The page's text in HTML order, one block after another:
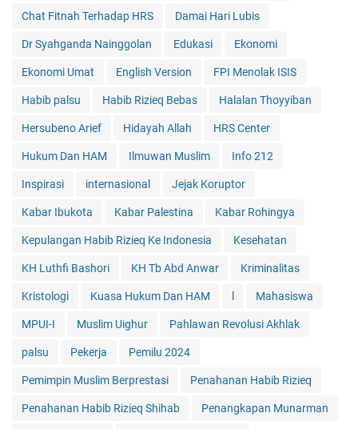
Chat Fitnah Terhadap HRS Damai Hari Lubis
Dr Syahganda Nainggolan Edukasi Ekonomi
Ekonomi Umat English Version FPI Menolak ISIS
Habib palsu Habib Rizieq Bebas Halalan Thoyyiban
Hersubeno Arief Hidayah Allah HRS Center
Hukum Dan HAM Ilmuwan Muslim Info 212
Inspirasi internasional Jejak Koruptor
Kabar Ibukota Kabar Palestina Kabar Rohingya
Kepulangan Habib Rizieq Ke Indonesia Kesehatan
KH Luthfi Bashori KH Tb Abd Anwar Kriminalitas
Kristologi Kuasa Hukum Dan HAM Mahasiswa
MPUI-I Muslim Uighur Pahlawan Revolusi Akhlak
palsu Pekerja Pemilu 2024
Pemimpin Muslim Berprestasi Penahanan Habib Rizieq
Penahanan Habib Rizieq Shihab Penangkapan Munarman